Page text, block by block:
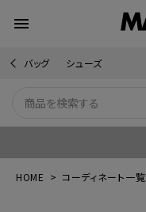
menu
バッグ シューズ
HOME コーディネート一覧